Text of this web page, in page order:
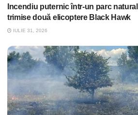
Incendiu puternic într-un parc
trimise două elicoptere Black Hawk
IULIE 31, 2026